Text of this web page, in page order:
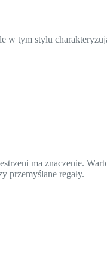
w tym stylu
ma znaczenie.
przemyślane regały.